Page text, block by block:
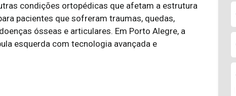
condições ortopédicas que afetam a estrutura
pacientes que sofreram traumas, quedas,
ósseas e articulares. Em Porto Alegre, a
esquerda com tecnologia avançada e